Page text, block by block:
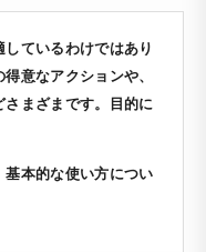
ているわけではあり
意なアクションや、
まざまです。目的に
本的な使い方につい